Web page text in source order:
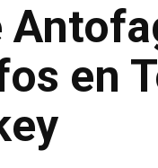
en